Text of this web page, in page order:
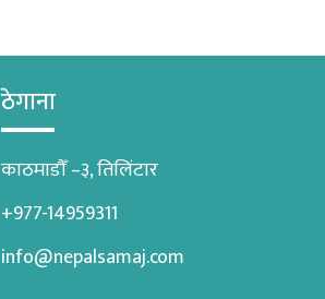
ठेगाना
काठमाडौँ –३, तिलिंटार
+977-14959311
info@nepalsamaj.com